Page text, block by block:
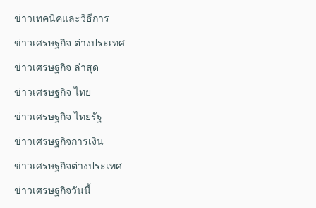
ข่าวเทคนิคและวิธีการ
ข่าวเศรษฐกิจ ต่างประเทศ
ข่าวเศรษฐกิจ ล่าสุด
ข่าวเศรษฐกิจ ไทย
ข่าวเศรษฐกิจ ไทยรัฐ
ข่าวเศรษฐกิจการเงิน
ข่าวเศรษฐกิจต่างประเทศ
ข่าวเศรษฐกิจวันนี้